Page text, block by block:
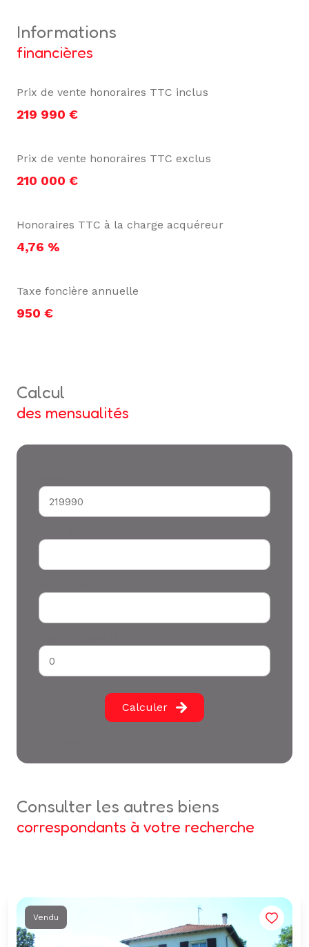
informations
financières
Prix de vente honoraires TTC inclus
219 990 €
Prix de vente honoraires TTC exclus
210 000 €
Honoraires TTC à la charge acquéreur
4,76 %
Taxe foncière annuelle
950 €
calcul
des mensualités
Calculer
consulter les autres biens
correspondants à votre recherche
Vendu